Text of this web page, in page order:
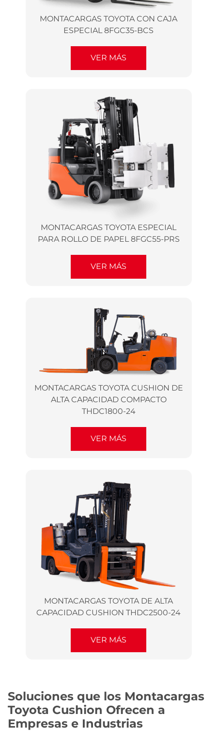
MONTACARGAS TOYOTA CON CAJA
ESPECIAL 8FGC35-BCS
VER MÁS
MONTACARGAS TOYOTA ESPECIAL
PARA ROLLO DE PAPEL 8FGC55-PRS
VER MÁS
MONTACARGAS TOYOTA CUSHION DE
ALTA CAPACIDAD COMPACTO
THDC1800-24
VER MÁS
MONTACARGAS TOYOTA DE ALTA
CAPACIDAD CUSHION THDC2500-24
VER MÁS
Soluciones que los Montacargas
Toyota Cushion Ofrecen a
Empresas e Industrias